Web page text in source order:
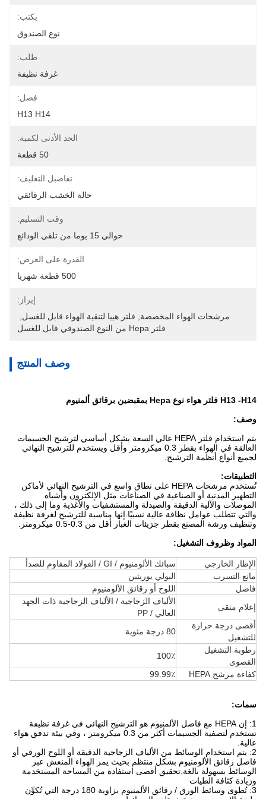
يكتب:
نوع الصندوق
طلب:
غرفة نظيفة
فصل:
H13 H14
الحد الأدنى لكمية:
50 قطعة
تفاصيل التغليف:
حالة الخشب الرقائقي
وقت التسليم:
حوالي 15 يوما من تلقي الودائع
القدرة على العرض:
500 قطعة شهريا
إبراز:
مرشحات الهواء المخصصة
فلتر هيبا لتنقية الهواء قابل للغسل
فلتر Hepa من النوع الصندوقي قابل للغسل
وصف المنتج
H13 -H14 فلتر هواء نوع Hepa بمقبضين برقائق ألمنيوم
وصف:
يتم استخدام فلتر HEPA عالي السعة بشكل أساسي لترشيح الجسيمات
العالقة في الهواء بقطر 0.3 ميكرومتر وأقل ويستخدم للترشيح النهائي
لجميع أنواع أنظمة الترشيح.
التطبيقات:
تُستخدم مرشحات HEPA على نطاق واسع في الترشيح النهائي لأماكن
التطهير المدنية أو الصناعية في الصناعات مثل الإلكترون وأشباه
الموصلات والآلية الدقيقة والصيدلة والمستشفيات والأغذية وما إلى ذلك ،
والتي تتطلب عوامل نظافة عالية نسبيًا.إنها مناسبة للترشيح لغرفة نظيفة
وتنظيف ورشة المصنع بقطر جزيئات الغبار أقل من 0.3-0.5 ميكرومتر.
المواد وظروف التشغيل:
الإطار الخارجي
سبائك الألومنيوم / GI / الفولاذ المقاوم للصدأ
مانع التسرب
البولي يوريثين
فاصل
اللوح أو رقائق الألومنيوم
إعلام منقى
الألياف الزجاجية / الألياف الزجاجية ذات الجهد
العالي / PP
أقصى درجة حرارة
للتشغيل
80 درجة مئوية
رطوبة التشغيل
القصوى
100٪
كفاءة مرشح HEPA
99.99٪
سمات:
1: إن HEPA مع فاصل الألمنيوم هو الترشيح النهائي في غرفة نظيفة
تستخدم لتصفية الجسيمات أكثر من 0.3 ميكرومتر ، وفي بيئة تدفق هواء
عالية.
2: يتم استخدام الوسائط من الألياف الزجاجية الدقيقة أو اللوح الورقي أو
فاصل رقائق الألومنيوم بشكل منتظم بحيث يمر الهواء المنعش عبر
الوسائط بسهولة بالغة.تحقيق أقصى استفادة من المساحة المستخدمة
وزيادة كثافة الطيات
3: تُطوى وسائط الورق / رقائق الألمنيوم بزاوية 180 درجة التي تُكوِّن